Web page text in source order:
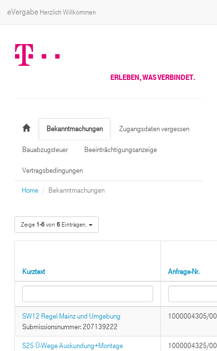
eVergabe Herzlich Willkommen
ERLEBEN, WAS VERBINDET.
Bekanntmachungen Zugangsdaten vergessen
Bauabzugsteuer Beeinträchtigungsanzeige
Vertragsbedingungen
Home Bekanntmachungen
Zeige 1-6von 6 Einträgen.
Kurztext Anfrage-Nr.
SW12 Regel Mainz und Umgebung
Submissionsnummer: 207139222
1000004305/
S25 Ü-Wege Auskundung+Montage 1000004325/